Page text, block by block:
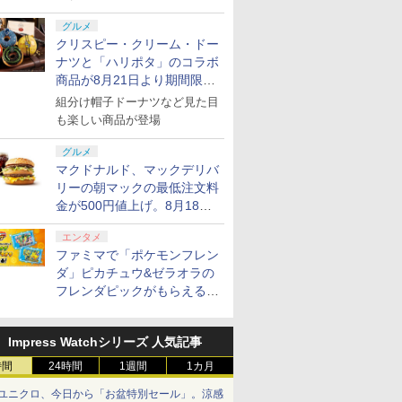
グルメ
クリスピー・クリーム・ドー
ナツと「ハリポタ」のコラボ
商品が8月21日より期間限定
で発売
組分け帽子ドーナツなど見た目
も楽しい商品が登場
グルメ
マクドナルド、マックデリバ
リーの朝マックの最低注文料
金が500円値上げ。8月18日
より1,500円から受付
エンタメ
ファミマで「ポケモンフレン
ダ」ピカチュウ&ゼラオラの
フレンダピックがもらえるキ
Impress Watchシリーズ 人気記事
24時間 1週間 1カ月
ニクロ、今日から「お盆特別セール」。涼感